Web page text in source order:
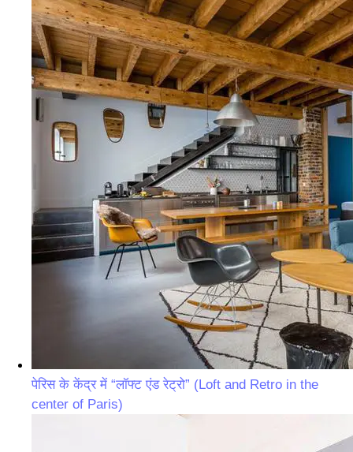
पेरिस के केंद्र में “लॉफ्ट एंड रेट्रो” (Loft and Retro in the
center of Paris)